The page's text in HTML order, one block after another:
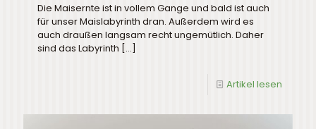
Die Maisernte ist in vollem Gange und bald ist auch
für unser Maislabyrinth dran. Außerdem wird es
auch draußen langsam recht ungemütlich. Daher
sind das Labyrinth […]
Artikel lesen